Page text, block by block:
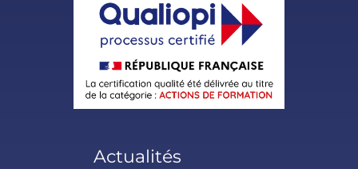
Actualités